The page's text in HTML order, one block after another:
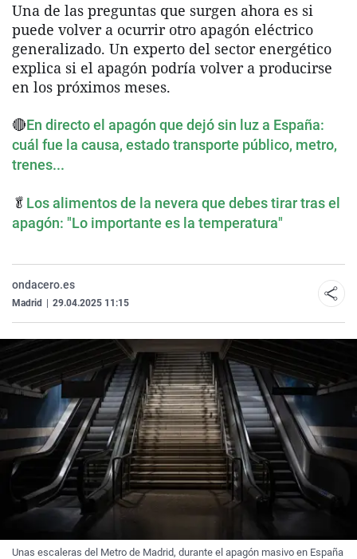
Una de las preguntas que surgen ahora es si
puede volver a ocurrir otro apagón eléctrico
generalizado. Un experto del sector energético
explica si el apagón podría volver a producirse
en los próximos meses.
🔴En directo el apagón que dejó sin luz a España:
cuál fue la causa, estado transporte público, metro,
trenes...
🥬 Los alimentos de la nevera que debes tirar tras el
apagón: "Lo importante es la temperatura"
ondacero.es
Madrid 29.04.2025 11:15
Unas escaleras del Metro de Madrid, durante el apagón masivo en España